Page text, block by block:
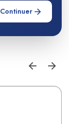
Continuer